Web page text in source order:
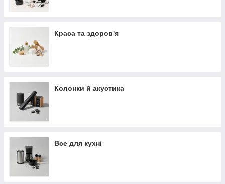
Краса та здоров'я
Колонки й акустика
Все для кухні